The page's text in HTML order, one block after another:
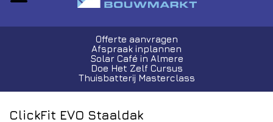
Offerte aanvragen
Afspraak inplannen
Solar Café in Almere
Doe Het Zelf Cursus
Thuisbatterij Masterclass
ClickFit EVO Staaldak